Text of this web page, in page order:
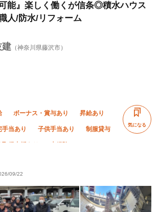
能』楽しく働くが信条◎積水ハウス
人/防水/リフォーム
建 （神奈川県藤沢市）
ボーナス・賞与あり 昇給あり
手当あり 子供手当あり 制服貸与
転勤なし
気になる
09/22